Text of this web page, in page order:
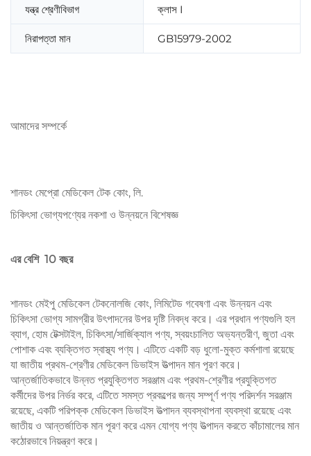
যন্ত্র শ্রেণীবিভাগ ক্লাস I
নিরাপত্তা মান GB15979-2002
আমাদের সম্পর্কে
শানডং মেপ্রো মেডিকেল টেক কোং, লি.
চিকিৎসা ভোগ্যপণ্যের নকশা ও উন্নয়নে বিশেষজ্ঞ
এর বেশি 10 বছর
শানডং মেইপু মেডিকেল টেকনোলজি কোং, লিমিটেড গবেষণা এবং উন্নয়ন এবং
চিকিৎসা ভোগ্য সামগ্রীর উৎপাদনের উপর দৃষ্টি নিবদ্ধ করে। এর প্রধান পণ্যগুলি হল
ব্যাগ, হোম টেক্সটাইল, চিকিৎসা/সার্জিক্যাল পণ্য, স্বয়ংচালিত অভ্যন্তরীণ, জুতা এবং
পোশাক এবং ব্যক্তিগত স্বাস্থ্য পণ্য। এটিতে একটি বড় ধুলো-মুক্ত কর্মশালা রয়েছে
যা জাতীয় প্রথম-শ্রেণীর মেডিকেল ডিভাইস উত্পাদন মান পূরণ করে।
আন্তর্জাতিকভাবে উন্নত প্রযুক্তিগত সরঞ্জাম এবং প্রথম-শ্রেণীর প্রযুক্তিগত
কর্মীদের উপর নির্ভর করে, এটিতে সমস্ত প্রকল্পের জন্য সম্পূর্ণ পণ্য পরিদর্শন সরঞ্জাম
রয়েছে, একটি পরিপক্ক মেডিকেল ডিভাইস উত্পাদন ব্যবস্থাপনা ব্যবস্থা রয়েছে এবং
জাতীয় ও আন্তর্জাতিক মান পূরণ করে এমন যোগ্য পণ্য উত্পাদন করতে কাঁচামালের মান
কঠোরভাবে নিয়ন্ত্রণ করে।